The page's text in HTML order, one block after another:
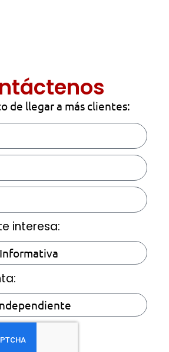
de llegar a más clientes:
interesa: